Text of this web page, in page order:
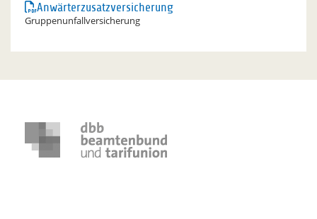
Anwärterzusatzversicherung
Gruppenunfallversicherung